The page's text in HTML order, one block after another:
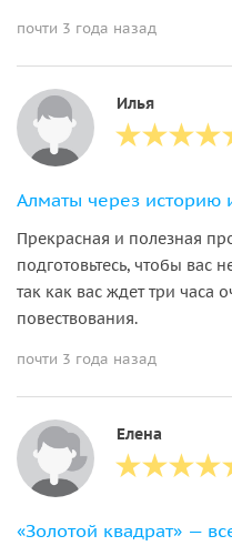
почти 3 года назад
Илья
Прекрасная и полезная
подготовьтесь, чтобы вас
так как вас ждет три часа
повествования.
почти 3 года назад
Елена